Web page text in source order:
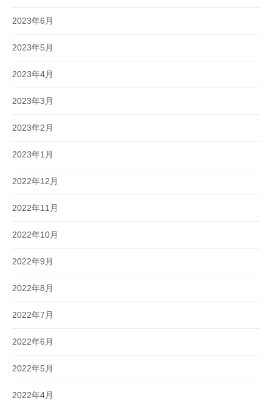
2023年6月
2023年5月
2023年4月
2023年3月
2023年2月
2023年1月
2022年12月
2022年11月
2022年10月
2022年9月
2022年8月
2022年7月
2022年6月
2022年5月
2022年4月